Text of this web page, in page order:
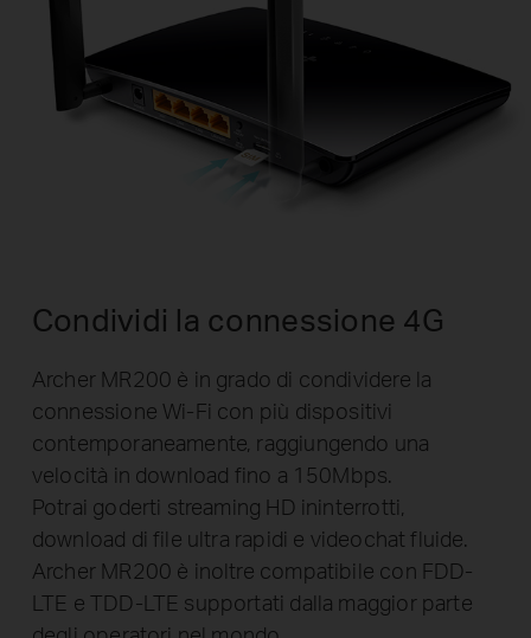
Condividi la connessione 4G
Archer MR200 è in grado di condividere la
connessione Wi-Fi con più dispositivi
contemporaneamente, raggiungendo una
velocità in download fino a 150Mbps.
Potrai goderti streaming HD ininterrotti,
download di file ultra rapidi e videochat fluide.
Archer MR200 è inoltre compatibile con FDD-
LTE e TDD-LTE supportati dalla maggior parte